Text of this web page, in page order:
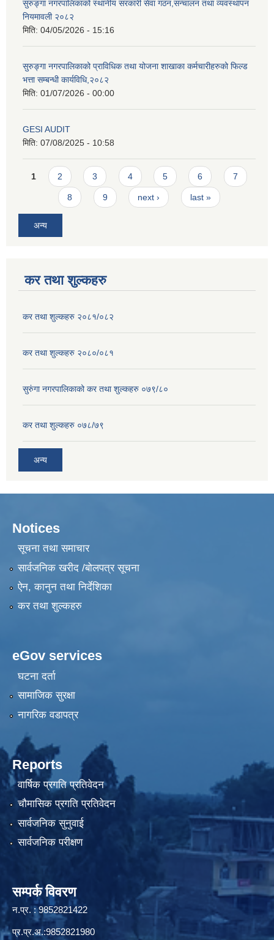
सुरुङ्गा नगरपालिकाको स्थानीय सरकारी सेवा गठन,सन्चालन तथा व्यवस्थापन
नियमावली २०८२
मिति: 04/05/2026 - 15:16
सुरुङ्गा नगरपालिकाको प्राविधिक तथा योजना शाखाका कर्मचारीहरुको फिल्ड
भत्ता सम्बन्धी कार्यविधि,२०८२
मिति: 01/07/2026 - 00:00
GESI AUDIT
मिति: 07/08/2025 - 10:58
Pages
1 2 3 4 5 6 7
8 9 next › last »
अन्य
कर तथा शुल्कहरु
कर तथा शुल्कहरु २०८१/०८२
कर तथा शुल्कहरु २०८०/०८१
सुरुंगा नगरपालिकाको कर तथा शुल्कहरु ०७९/८०
कर तथा शुल्कहरु ०७८/७९
अन्य
Notices
सूचना तथा समाचार
सार्वजनिक खरीद /बोलपत्र सूचना
ऐन, कानुन तथा निर्देशिका
कर तथा शुल्कहरु
eGov services
घटना दर्ता
सामाजिक सुरक्षा
नागरिक वडापत्र
Reports
वार्षिक प्रगति प्रतिवेदन
चौमासिक प्रगति प्रतिवेदन
सार्वजनिक सुनुवाई
सार्वजनिक परीक्षण
सम्पर्क विवरण
न.प्र. : 9852821422
प्र.प्र.अ.:9852821980